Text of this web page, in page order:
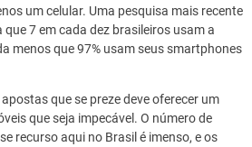
um celular. Uma pesquisa mais recente
7 em cada dez brasileiros usam a
menos que 97% usam seus smartphones
que se preze deve oferecer um
que seja impecável. O número de
recurso aqui no Brasil é imenso, e os